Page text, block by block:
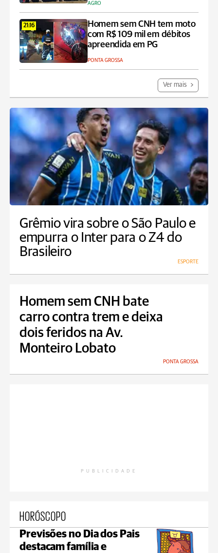
AGRO
21:16
Homem sem CNH tem moto
com R$ 109 mil em débitos
apreendida em PG
PONTA GROSSA
Ver mais
Grêmio vira sobre o São Paulo e
empurra o Inter para o Z4 do
Brasileiro
ESPORTE
Homem sem CNH bate
carro contra trem e deixa
dois feridos na Av.
Monteiro Lobato
PONTA GROSSA
PUBLICIDADE
HORÓSCOPO
Previsões no Dia dos Pais
destacam família e